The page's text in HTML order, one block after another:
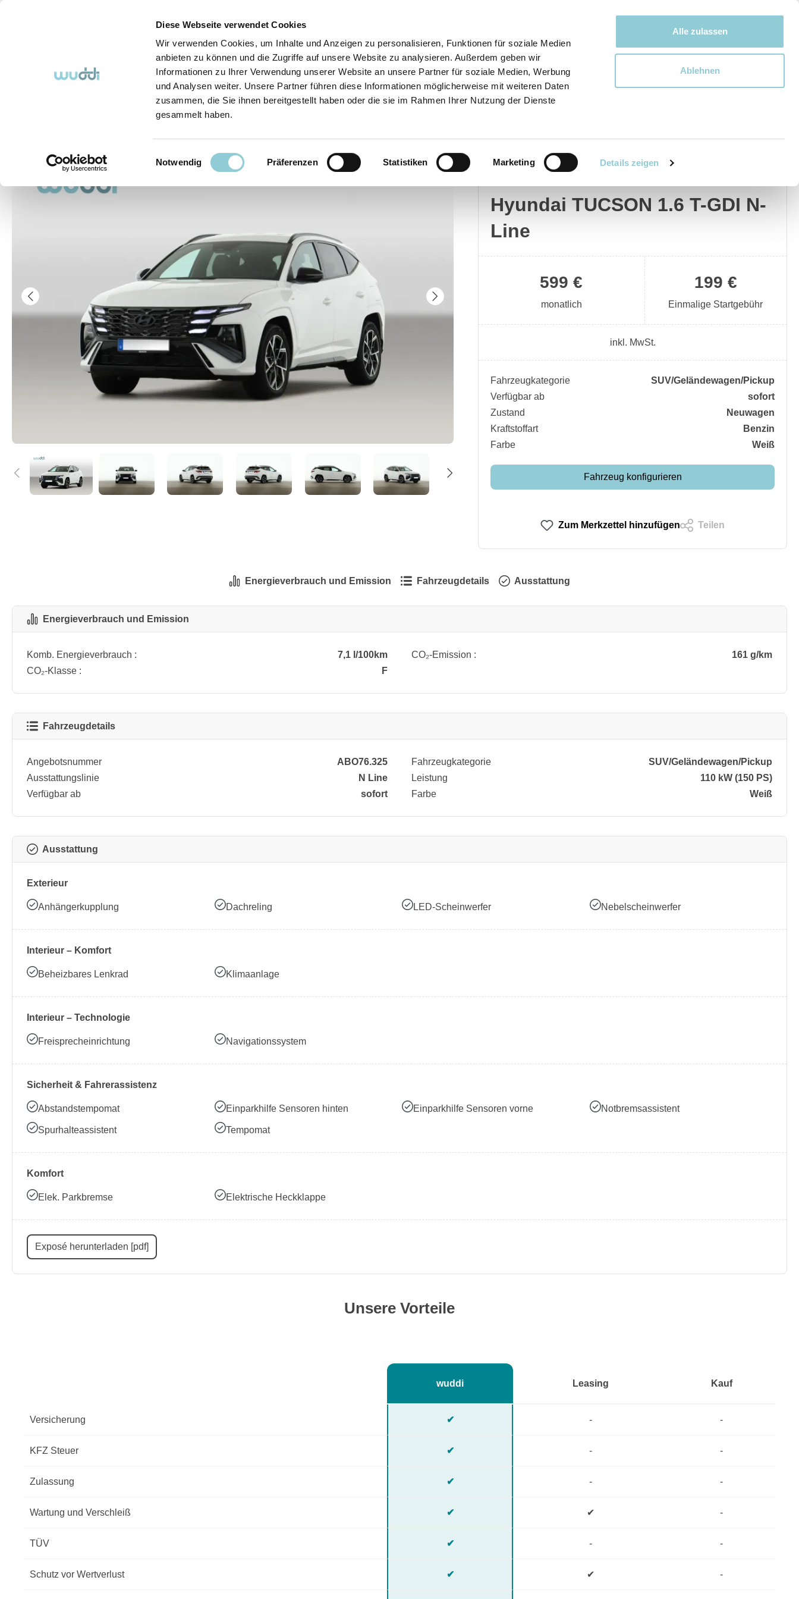
Diese Webseite verwendet Cookies
Wir verwenden Cookies, um Inhalte und Anzeigen zu personalisieren, Funktionen für soziale Medien
anbieten zu können und die Zugriffe auf unsere Website zu analysieren. Außerdem geben wir
Informationen zu Ihrer Verwendung unserer Website an unsere Partner für soziale Medien, Werbung
und Analysen weiter. Unsere Partner führen diese Informationen möglicherweise mit weiteren Daten
zusammen, die Sie ihnen bereitgestellt haben oder die sie im Rahmen Ihrer Nutzung der Dienste
gesammelt haben.
Einwilligungsauswahl
Notwendig Präferenzen Statistiken Marketing Details zeigen
Alle zulassen
Ablehnen
Bewegen bewegt uns!
Abo-Fahrzeuge So funktioniert's (FAQ) Über Uns Kontakt
Bildergalerie überspringen
Hyundai
Hyundai TUCSON 1.6 T-GDI N-
Line
199 €
Einmalige Startgebühr
599 €
monatlich
inkl. MwSt.
Fahrzeugkategorie
SUV/​Geländewagen/​Pickup
Verfügbar ab
sofort
Zustand
Neuwagen
Kraftstoffart
Benzin
Farbe
Weiß
Fahrzeug konfigurieren
Zum Merkzettel hinzufügen Teilen
Energieverbrauch und Emission Fahrzeugdetails Ausstattung
Energieverbrauch und Emission
Komb. Energieverbrauch : 7,1 l/100km CO₂-Emission :
161 g/km
CO₂-Klasse :
F
Fahrzeugdetails
Angebotsnummer
ABO76.325
Ausstattungslinie
N Line
Verfügbar ab
sofort
Fahrzeugkategorie
SUV/​Geländewagen/​Pickup
Leistung
110 kW (150 PS)
Farbe
Weiß
Ausstattung
Exterieur
Anhängerkupplung Dachreling LED-Scheinwerfer Nebelscheinwerfer
Interieur – Komfort
Beheizbares Lenkrad Klimaanlage
Interieur – Technologie
Freisprecheinrichtung Navigationssystem
Sicherheit & Fahrerassistenz
Abstandstempomat Einparkhilfe Sensoren hinten Einparkhilfe Sensoren vorne Notbremsassistent
Spurhalteassistent Tempomat
Komfort
Elek. Parkbremse Elektrische Heckklappe
Exposé herunterladen [pdf]
Unsere Vorteile
wuddi Leasing Kauf
Versicherung ✔ - -
KFZ Steuer ✔ - -
Zulassung ✔ - -
Wartung und Verschleiß ✔ ✔ -
TÜV ✔ - -
Schutz vor Wertverlust ✔ ✔ -